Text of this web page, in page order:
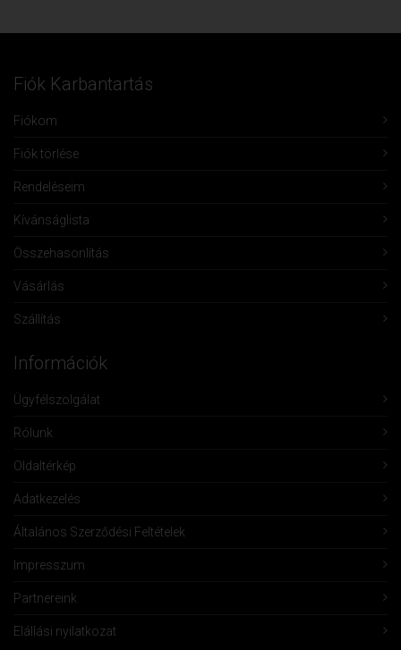
Fiók Karbantartás
Fiókom
Fiók törlése
Rendeléseim
Kívánságlista
Összehasonlítás
Vásárlás
Szállítás
Információk
Ügyfélszolgálat
Rólunk
Oldaltérkép
Adatkezelés
Általános Szerződési Feltételek
Impresszum
Partnereink
Elállási nyilatkozat